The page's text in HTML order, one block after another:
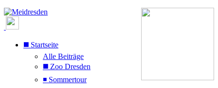
◼️ Startseite
Alle Beiträge
◼️ Zoo Dresden
◾ Sommertour